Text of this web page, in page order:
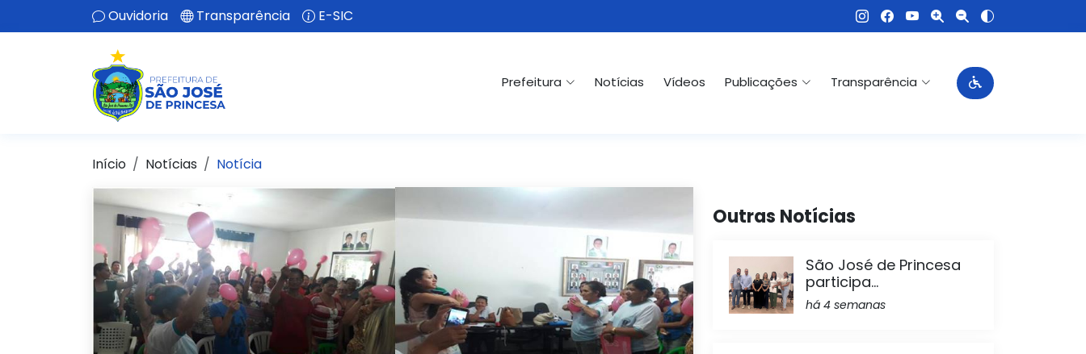
Ouvidoria Transparência E-SIC
Prefeitura Notícias Vídeos Publicações Transparência
Início Notícias Notícia
Outras Notícias
São José de Princesa
participa...
há 4 semanas